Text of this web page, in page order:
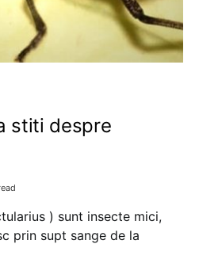
stiti despre
) sunt insecte mici,
prin supt sange de la